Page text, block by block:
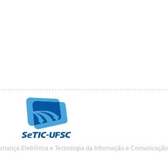
Eletrônica e Tecnologia da Informação e Comunicação